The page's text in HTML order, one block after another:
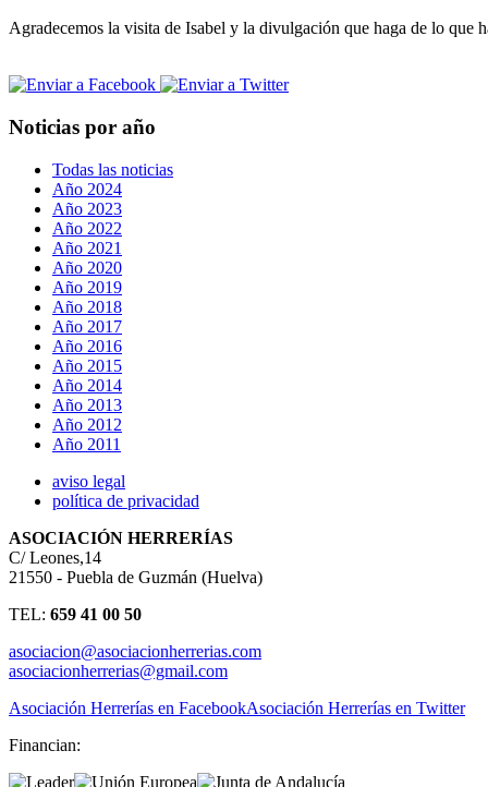
Agradecemos la visita de Isabel y la divulgación que haga de lo que
Noticias por año
Todas las noticias
Año 2024
Año 2023
Año 2022
Año 2021
Año 2020
Año 2019
Año 2018
Año 2017
Año 2016
Año 2015
Año 2014
Año 2013
Año 2012
Año 2011
aviso legal
política de privacidad
ASOCIACIÓN HERRERÍAS
C/ Leones,14
21550 - Puebla de Guzmán (Huelva)
TEL: 659 41 00 50
asociacion@asociacionherrerias.com
asociacionherrerias@gmail.com
Asociación Herrerías en FacebookAsociación Herrerías en Twitter
Financian: